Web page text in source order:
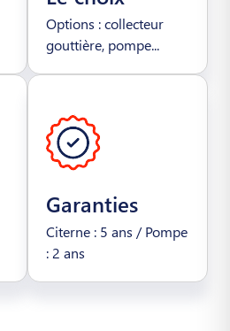
Options : collecteur
gouttière, pompe...
Garanties
Citerne : 5 ans / Pompe
: 2 ans